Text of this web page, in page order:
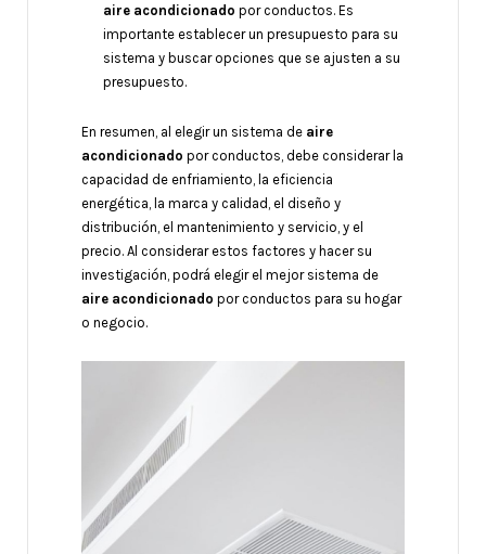
aire acondicionado por conductos. Es
importante establecer un presupuesto para su
sistema y buscar opciones que se ajusten a su
presupuesto.
En resumen, al elegir un sistema de aire
acondicionado por conductos, debe considerar la
capacidad de enfriamiento, la eficiencia
energética, la marca y calidad, el diseño y
distribución, el mantenimiento y servicio, y el
precio. Al considerar estos factores y hacer su
investigación, podrá elegir el mejor sistema de
aire acondicionado por conductos para su hogar
o negocio.